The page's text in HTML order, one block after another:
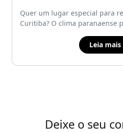
Quer um lugar especial para
Curitiba? O clima paranaense
Leia mais
Deixe o seu